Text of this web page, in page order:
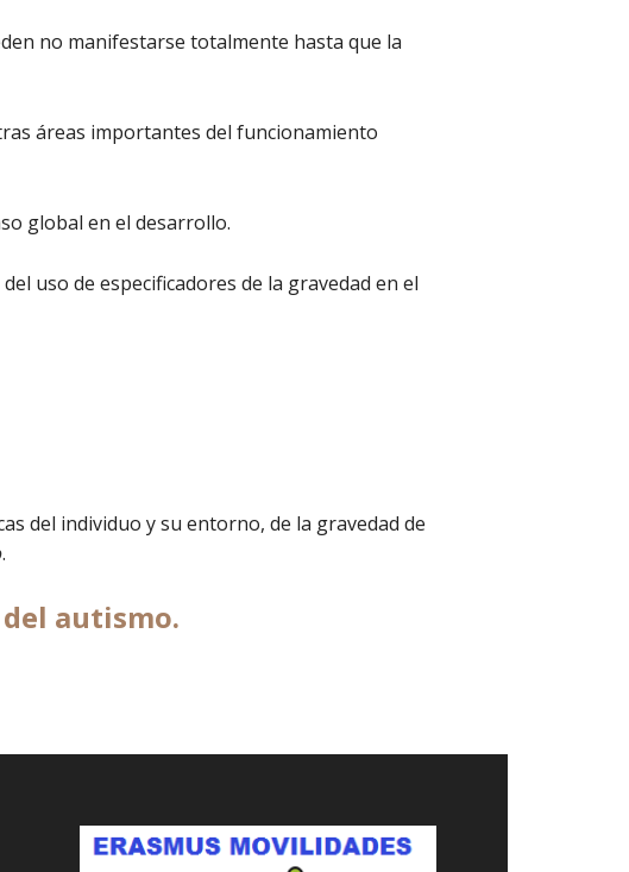
no manifestarse totalmente hasta que la
áreas importantes del funcionamiento
global en el desarrollo.
uso de especificadores de la gravedad en el
del individuo y su entorno, de la gravedad de
.
autismo.